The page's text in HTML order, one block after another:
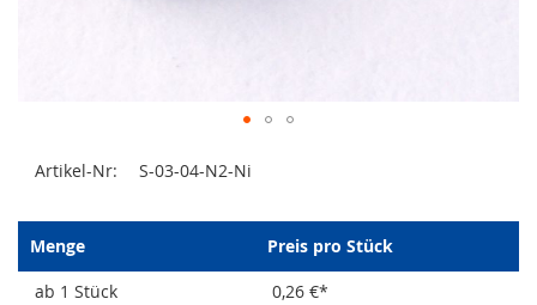
Anfang
Bildergalerie
springen
Artikel-Nr: S-03-04-N2-Ni
Menge
Preis pro Stück
ab 1 Stück
0,26 €*